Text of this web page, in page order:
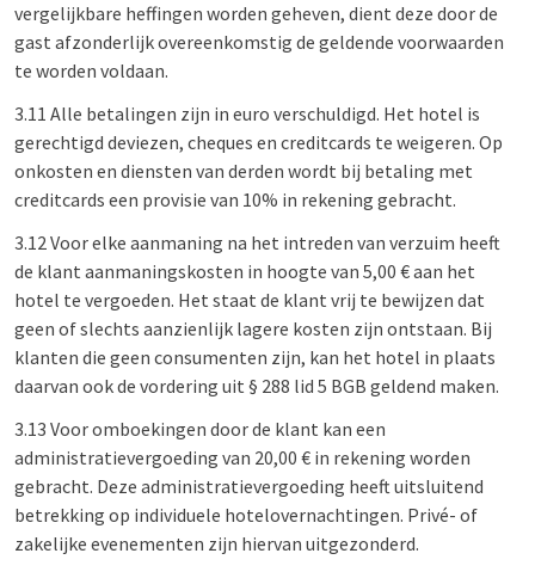
vergelijkbare heffingen worden geheven, dient deze door de
gast afzonderlijk overeenkomstig de geldende voorwaarden
te worden voldaan.
3.11 Alle betalingen zijn in euro verschuldigd. Het hotel is
gerechtigd deviezen, cheques en creditcards te weigeren. Op
onkosten en diensten van derden wordt bij betaling met
creditcards een provisie van 10% in rekening gebracht.
3.12 Voor elke aanmaning na het intreden van verzuim heeft
de klant aanmaningskosten in hoogte van 5,00 € aan het
hotel te vergoeden. Het staat de klant vrij te bewijzen dat
geen of slechts aanzienlijk lagere kosten zijn ontstaan. Bij
klanten die geen consumenten zijn, kan het hotel in plaats
daarvan ook de vordering uit § 288 lid 5 BGB geldend maken.
3.13 Voor omboekingen door de klant kan een
administratievergoeding van 20,00 € in rekening worden
gebracht. Deze administratievergoeding heeft uitsluitend
betrekking op individuele hotelovernachtingen. Privé- of
zakelijke evenementen zijn hiervan uitgezonderd.